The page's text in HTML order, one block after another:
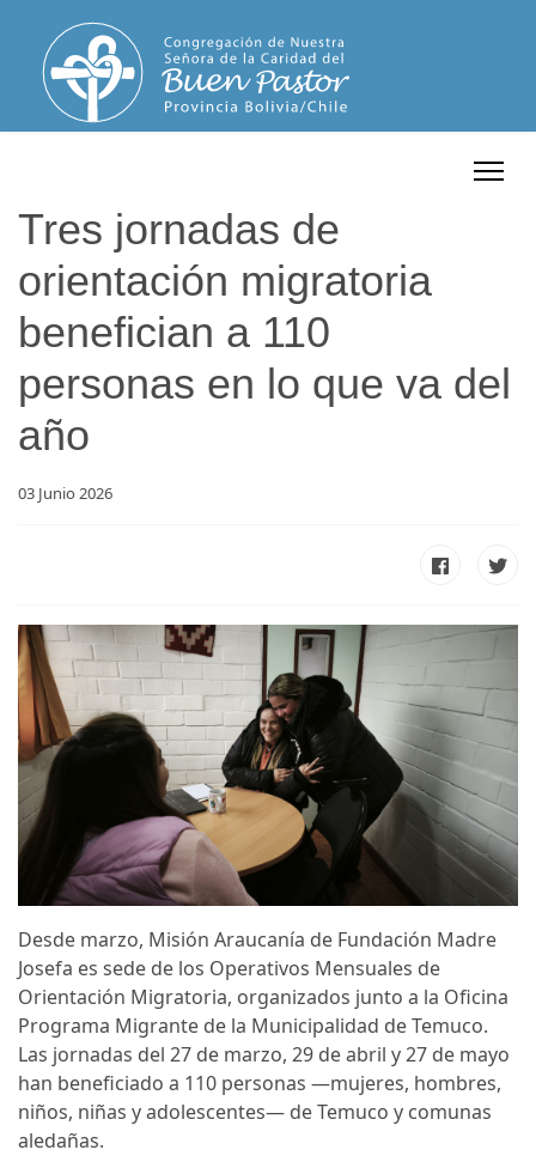
Tres jornadas de
orientación migratoria
benefician a 110
personas en lo que va del
año
03 Junio 2026
Desde marzo, Misión Araucanía de Fundación Madre
Josefa es sede de los Operativos Mensuales de
Orientación Migratoria, organizados junto a la Oficina
Programa Migrante de la Municipalidad de Temuco.
Las jornadas del 27 de marzo, 29 de abril y 27 de mayo
han beneficiado a 110 personas —mujeres, hombres,
niños, niñas y adolescentes— de Temuco y comunas
aledañas.